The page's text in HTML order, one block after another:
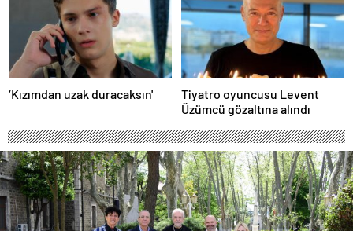
‘Kızımdan uzak duracaksın'
Tiyatro oyuncusu Levent
Üzümcü gözaltına alındı